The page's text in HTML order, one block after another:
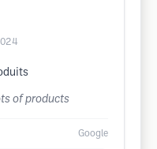
of products
Google